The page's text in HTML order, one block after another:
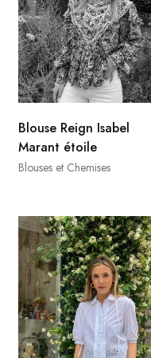
Blouses et Chemises
Blouse Reign Isabel
Marant étoile